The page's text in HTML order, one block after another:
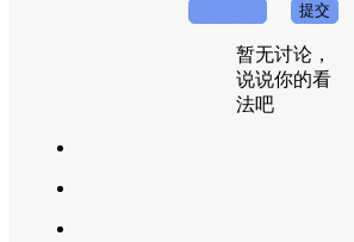
提交
暂无讨论，
说说你的看
法吧